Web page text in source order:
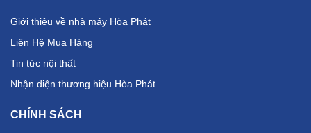
Giới thiệu về nhà máy Hòa Phát
Liên Hệ Mua Hàng
Tin tức nội thất
Nhận diện thương hiệu Hòa Phát
CHÍNH SÁCH